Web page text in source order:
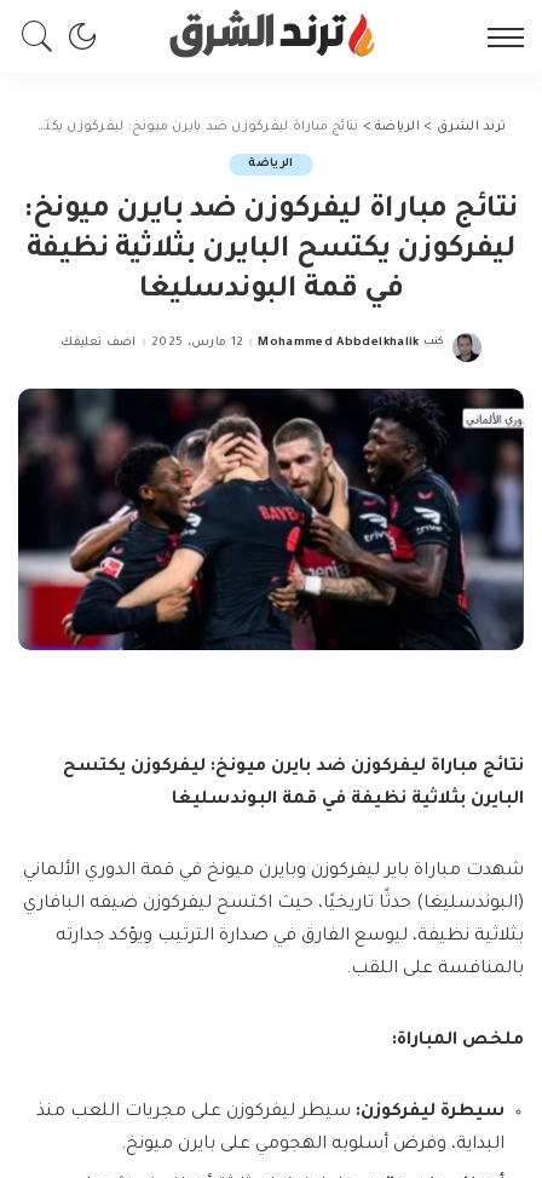
ترند الشرق > الرياضة> نتائج مباراة ليفركوزن ضد بايرن ميونخ: ليفركوزن يكتسح البايرن بثلاثية نظيفة في قمة البوندسليغا
الرياضة
نتائج مباراة ليفركوزن ضد بايرن ميونخ:
ليفركوزن يكتسح البايرن بثلاثية نظيفة
في قمة البوندسليغا
Posted
كتب Mohammed Abbdelkhalik 12 مارس، 2025 اضف تعليقك
نتائج مباراة ليفركوزن ضد بايرن ميونخ: ليفركوزن يكتسح
البايرن بثلاثية نظيفة في قمة البوندسليغا
شهدت مباراة باير ليفركوزن وبايرن ميونخ في قمة الدوري الألماني
(البوندسليغا) حدثًا تاريخيًا، حيث اكتسح ليفركوزن ضيفه البافاري
بثلاثية نظيفة، ليوسع الفارق في صدارة الترتيب ويؤكد جدارته
بالمنافسة على اللقب.
ملخص المباراة:
سيطرة ليفركوزن: سيطر ليفركوزن على مجريات اللعب منذ
البداية، وفرض أسلوبه الهجومي على بايرن ميونخ.